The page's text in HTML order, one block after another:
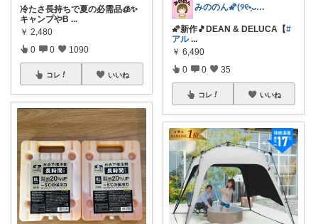
冷たさ長持ちで夏の必需品🧊✨
キャンプやB ...
￥ 2,480
0 0 1090
コレ いいね
みののん🌠(୨୧•͈ᴗ•͈)感謝♡
🌠新作🎵DEAN & DELUCA【#
アル ...
￥ 6,490
0 0 35
コレ いいね